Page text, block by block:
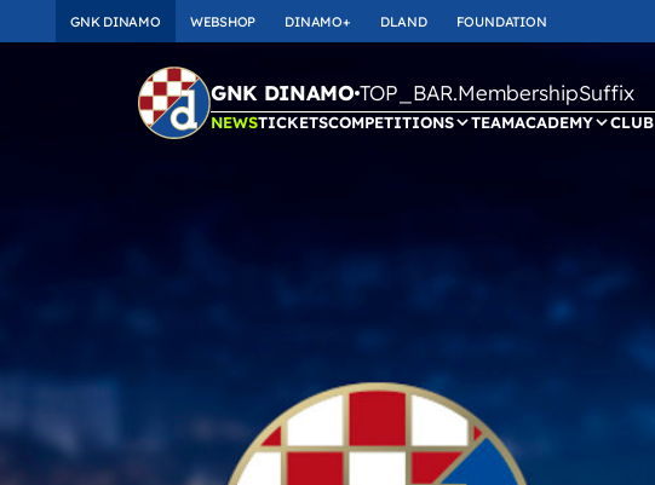
GNK DINAMO WEBSHOP DINAMO+ DLAND FOUNDATION
GNK DINAMO TOP_BAR.MembershipSuffix
NEWSTICKETSCOMPETITIONS TEAMACADEMY CLUB